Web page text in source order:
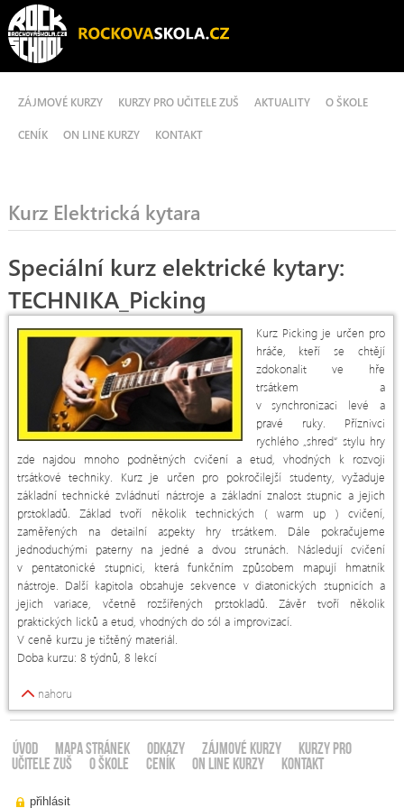
Kurz Elektrická kytara
Speciální kurz elektrické kytary:
TECHNIKA_Picking
Kurz Picking je určen pro
hráče, kteří se chtějí
zdokonalit ve hře
trsátkem a
v synchronizaci levé a
pravé ruky. Příznivci
rychlého „shred“ stylu hry
zde najdou mnoho podnětných cvičení a etud, vhodných k rozvoji
trsátkové techniky. Kurz je určen pro pokročilejší studenty, vyžaduje
základní technické zvládnutí nástroje a základní znalost stupnic a jejich
prstokladů. Základ tvoří několik technických ( warm up ) cvičení,
zaměřených na detailní aspekty hry trsátkem. Dále pokračujeme
jednoduchými paterny na jedné a dvou strunách. Následují cvičení
v pentatonické stupnici, která funkčním způsobem mapují hmatník
nástroje. Další kapitola obsahuje sekvence v diatonických stupnicích a
jejich variace, včetně rozšířených prstokladů. Závěr tvoří několik
praktických licků a etud, vhodných do sól a improvizací.
V ceně kurzu je tištěný materiál.
Doba kurzu: 8 týdnů, 8 lekcí
nahoru
ZÁJMOVÉ KURZY KURZY PRO UČITELE ZUŠ AKTUALITY O ŠKOLE
CENÍK ON LINE KURZY KONTAKT
ÚVOD Mapa stránek Odkazy ZÁJMOVÉ KURZY
KURZY PRO
UČITELE ZUŠ
O ŠKOLE CENÍK ON LINE KURZY KONTAKT